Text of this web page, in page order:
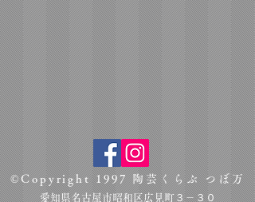
©Copyright 1997 陶芸くらぶ つぼ万
愛知県名古屋市昭和区広見町３－３０